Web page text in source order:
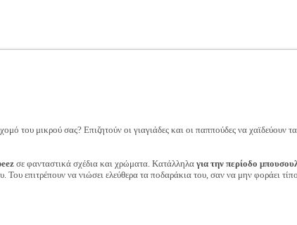
του μικρού σας? Επιζητούν οι γιαγιάδες και οι παππούδες να χαϊδεύουν
σε φανταστικά σχέδια και χρώματα. Κατάλληλα για την περίοδο
επιτρέπουν να νιώσει ελεύθερα τα ποδαράκια του, σαν να μην φοράει